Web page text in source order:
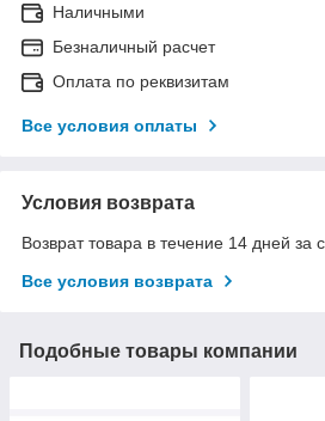
Наличными
Безналичный расчет
Оплата по реквизитам
Все условия оплаты
Условия возврата
Возврат товара в течение 14 дней за
Все условия возврата
Подобные товары компании